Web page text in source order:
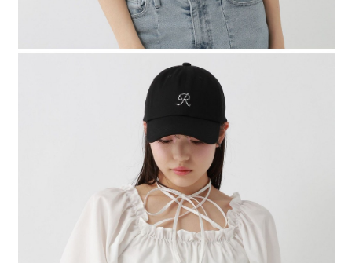
時審查核予不同之上限額度；若仍有額度不足之情形，本公司將視審查結果
請求用戶進行身份認證。
５．嚴禁一人註冊多個帳號或使用他人資訊註冊。若發現惡意使用之情形，
恩沛科技股份有限公司將有權停止該用戶之使用額度並採取法律行動。